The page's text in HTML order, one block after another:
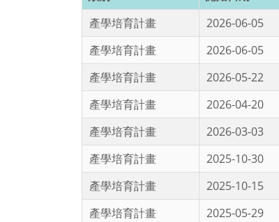
產學培育計畫
2026-06-05
產學培育計畫
2026-06-05
產學培育計畫
2026-05-22
產學培育計畫
2026-04-20
產學培育計畫
2026-03-03
產學培育計畫
2025-10-30
產學培育計畫
2025-10-15
產學培育計畫
2025-05-29